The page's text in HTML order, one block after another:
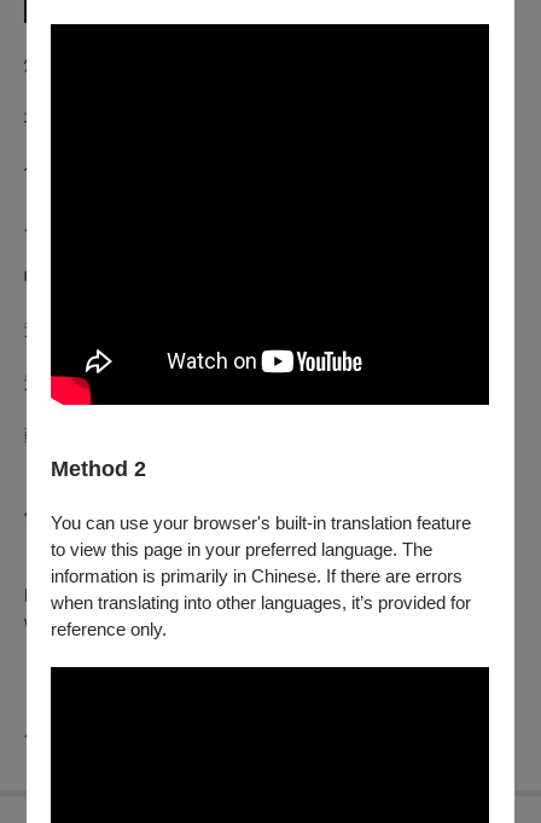
Method 2
You can use your browser's built-in translation feature
to view this page in your preferred language. The
information is primarily in Chinese. If there are errors
when translating into other languages, it’s provided for
reference only.
燈光設計｜陽福景藝術工作室
場景製作｜義勝文化有限公司
偶頭雕刻｜潮州瀚宇工作室
帽盔製作｜紅燈手感工藝
道具製作｜華山佛店 陳峻漢
造型設計｜樂宇文創
藝術指導｜騰藝多媒體
領銜主演/第四代團長 鄭俊良
Facebook粉絲專頁
www.facebook.com/cuan.le.ge